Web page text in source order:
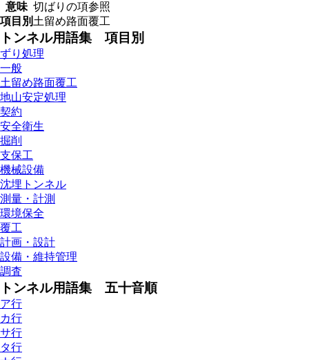
意味 切ばりの項参照
項目別 土留め路面覆工
トンネル用語集 項目別
ずり処理
一般
土留め路面覆工
地山安定処理
契約
安全衛生
掘削
支保工
機械設備
沈埋トンネル
測量・計測
環境保全
覆工
計画・設計
設備・維持管理
調査
トンネル用語集 五十音順
ア行
カ行
サ行
タ行